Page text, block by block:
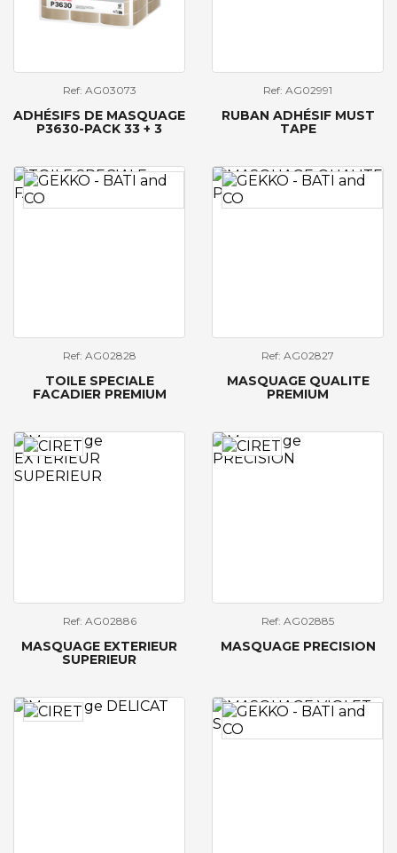
Ref: AG03073
ADHÉSIFS DE MASQUAGE
P3630-PACK 33 + 3
Ref: AG02991
RUBAN ADHÉSIF MUST
TAPE
Ref: AG02828
TOILE SPECIALE
FACADIER PREMIUM
Ref: AG02827
MASQUAGE QUALITE
PREMIUM
Ref: AG02886
MASQUAGE EXTERIEUR
SUPERIEUR
Ref: AG02885
MASQUAGE PRECISION